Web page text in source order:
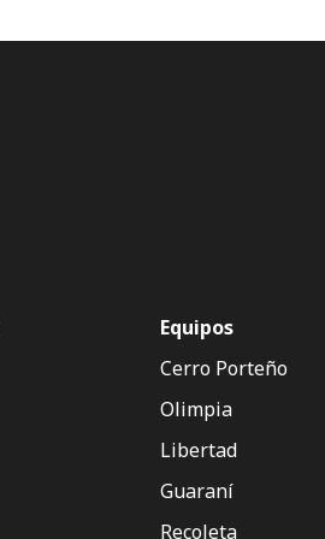
Equipos
Cerro Porteño
Olimpia
Libertad
Guaraní
Recoleta